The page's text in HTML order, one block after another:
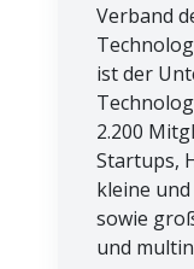
Verband
ist der
2.200
Startups,
kleine
sowie
und